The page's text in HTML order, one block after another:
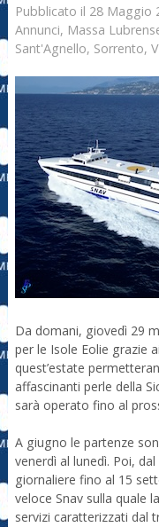
Pubblicato il 28 Maggio
Annunci, Massa
Sant'Agnello, Sorrento,
Da domani, giovedì 29
per le Isole Eolie grazie
quest’estate
affascinanti perle della
sarà operato fino al
A giugno le partenze
venerdì al lunedì. Poi,
giornaliere fino al 15
veloce Snav sulla quale
servizi caratterizzati dal